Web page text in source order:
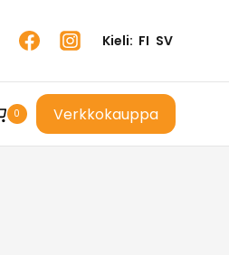
Kieli: FI SV
0 Verkkokauppa